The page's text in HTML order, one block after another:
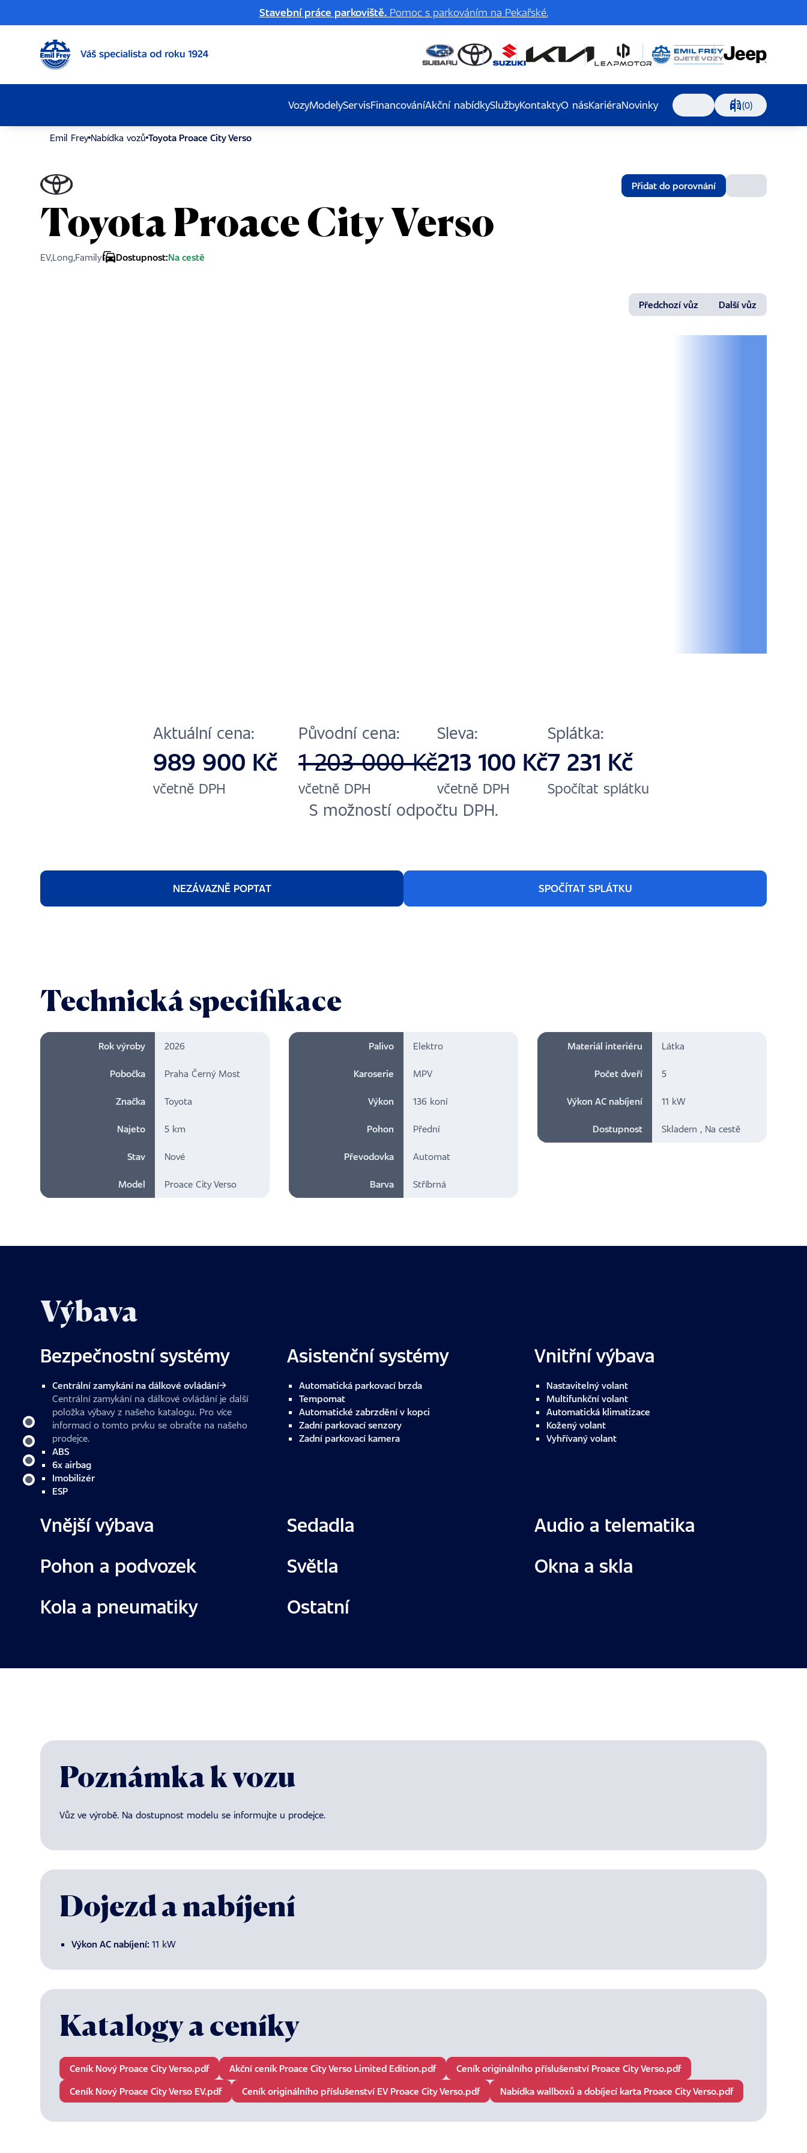
Stavební práce parkoviště.Pomoc s parkováním na Pekařské.
VozyModelyServisFinancováníAkční nabídkySlužbyKontaktyO násKariéraNovinky VyhledáváníPorovnávání, 0
(0)
Emil Frey Nabídka vozů Toyota Proace City Verso
Toyota Proace City Verso
EV,Long,Family Dostupnost:Na cestě
Přidat do porovnání
Předchozí vůz Další vůz
Aktuální cena:
989 900 Kč
včetně DPH
Původní cena:
1 203 000 Kč
včetně DPH
Sleva:
213 100 Kč
včetně DPH
Splátka:
7 231 Kč
Spočítat splátku
S možností odpočtu DPH.
NEZÁVAZNĚ POPTAT SPOČÍTAT SPLÁTKU
Technická specifikace
Rok výroby 2026
Pobočka Praha Černý Most
Značka Toyota
Najeto 5 km
Stav Nové
Model Proace City Verso
Palivo Elektro
Karoserie MPV
Výkon 136 koní
Pohon Přední
Převodovka Automat
Barva Stříbrná
Materiál interiéru Látka
Počet dveří 5
Výkon AC nabíjení 11 kW
Dostupnost Skladem , Na cestě
Výbava
Bezpečnostní systémy
Centrální zamykání na dálkové ovládání
Centrální zamykání na dálkové ovládání je další
položka výbavy z našeho katalogu. Pro více
informací o tomto prvku se obraťte na našeho
prodejce.
ABS
6x airbag
Imobilizér
ESP
Asistenční systémy
Automatická parkovací brzda
Tempomat
Automatické zabrzdění v kopci
Zadní parkovací senzory
Zadní parkovací kamera
Vnitřní výbava
Nastavitelný volant
Multifunkční volant
Automatická klimatizace
Kožený volant
Vyhřívaný volant
Vnější výbava Sedadla
Audio a telematika
Pohon a podvozek
Světla
Okna a skla
Kola a pneumatiky
Ostatní
Poznámka k vozu
Vůz ve výrobě. Na dostupnost modelu se informujte u prodejce.
Dojezd a nabíjení
Výkon AC nabíjení:11 kW
Katalogy a ceníky
Ceník Nový Proace City Verso.pdf Akční ceník Proace City Verso Limited Edition.pdf
Ceník originálního příslušenství Proace City Verso.pdf
Ceník Nový Proace City Verso EV.pdf
Ceník originálního příslušenství EV Proace City Verso.pdf Nabídka wallboxů a dobíjecí karta Proace City Verso.pdf